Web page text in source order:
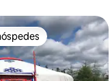
preferidos dos hóspedes